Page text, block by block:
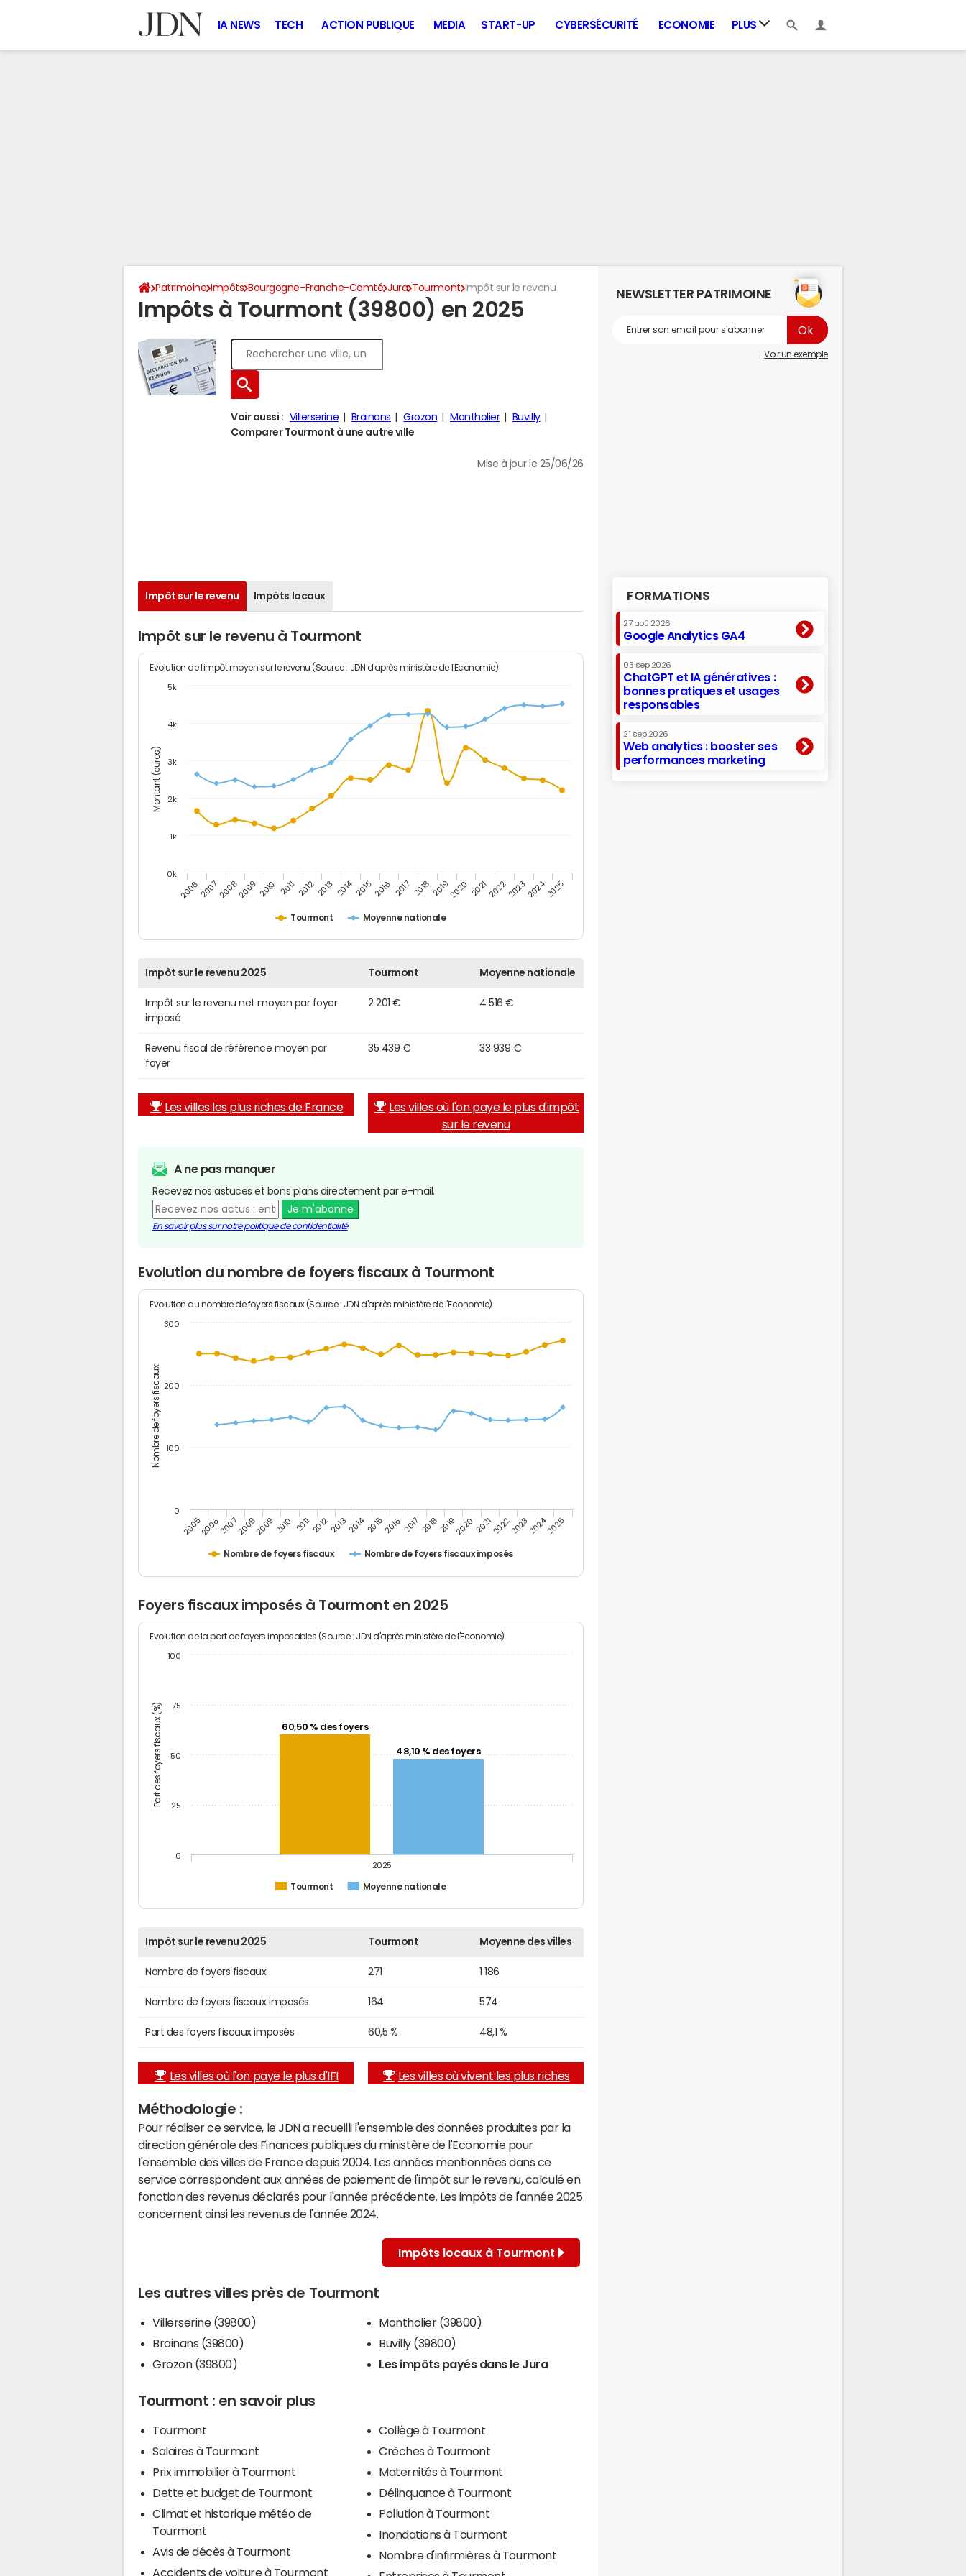
IA NEWS TECH ACTION PUBLIQUE MEDIA START-UP CYBERSÉCURITÉ ECONOMIE PLUS
Patrimoine Impôts Bourgogne-Franche-Comté Jura Tourmont Impôt sur le revenu
Impôts à Tourmont (39800) en 2025
Voir aussi : Villerserine Brainans Grozon Montholier
Buvilly
Comparer Tourmont à une autre ville
Mise à jour le 25/06/26
Impôt sur le revenu Impôts locaux
Impôt sur le revenu à Tourmont
Montant (euros)
Evolution de l'impôt moyen sur le revenu (Source : JDN d'après ministère de l'Economie)
Tourmont Moyenne nationale
20062007200820092010 2011 20122013 201420152016 2017 201820192020 20212022202320242025
0k
1k
2k
3k
4k
5k
Impôt sur le revenu 2025 Tourmont Moyenne nationale
Impôt sur le revenu net moyen par foyer
imposé
2 201 € 4 516 €
Revenu fiscal de référence moyen par
foyer
35 439 € 33 939 €
Les villes les plus riches de France
Les villes où l'on paye le plus d'impôt
sur le revenu
A ne pas manquer
Recevez nos astuces et bons plans directement par e-mail.
Je m'abonne
En savoir plus sur notre politique de confidentialité
Evolution du nombre de foyers fiscaux à Tourmont
Nombre de foyers fiscaux
Evolution du nombre de foyers fiscaux (Source : JDN d'après ministère de l'Economie)
Nombre de foyers fiscaux Nombre de foyers fiscaux imposés
200520062007200820092010 201120122013201420152016 2017 20182019202020212022202320242025
0
100
200
300
Foyers fiscaux imposés à Tourmont en 2025
Part des foyers fiscaux (%)
Evolution de la part de foyers imposables (Source : JDN d'après ministère de l'Economie)
60,50 % des foyers
48,10 % des foyers
Tourmont Moyenne nationale
2025
0
25
50
75
100
Impôt sur le revenu 2025 Tourmont Moyenne des villes
Nombre de foyers fiscaux 271 1 186
Nombre de foyers fiscaux imposés 164 574
Part des foyers fiscaux imposés 60,5 % 48,1 %
Les villes où l'on paye le plus d'IFI Les villes où vivent les plus riches
Méthodologie :
Pour réaliser ce service, le JDN a recueilli l'ensemble des données produites par la
direction générale des Finances publiques du ministère de l'Economie pour
l'ensemble des villes de France depuis 2004. Les années mentionnées dans ce
service correspondent aux années de paiement de l'impôt sur le revenu, calculé en
fonction des revenus déclarés pour l'année précédente. Les impôts de l'année 2025
concernent ainsi les revenus de l'année 2024.
Impôts locaux à Tourmont
Les autres villes près de Tourmont
Villerserine (39800)
Brainans (39800)
Grozon (39800)
Montholier (39800)
Buvilly (39800)
Les impôts payés dans le Jura
Tourmont : en savoir plus
Tourmont
Salaires à Tourmont
Prix immobilier à Tourmont
Dette et budget de Tourmont
Climat et historique météo de
Tourmont
Avis de décès à Tourmont
Accidents de voiture à Tourmont
Collège à Tourmont
Crèches à Tourmont
Maternités à Tourmont
Délinquance à Tourmont
Pollution à Tourmont
Inondations à Tourmont
Nombre d'infirmières à Tourmont
NEWSLETTER PATRIMOINE
Voir un exemple
FORMATIONS
27 aoû 2026
Google Analytics GA4
03 sep 2026
ChatGPT et IA génératives :
bonnes pratiques et usages
responsables
21 sep 2026
Web analytics : booster ses
performances marketing